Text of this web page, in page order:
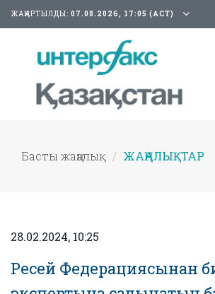
ЖАҢАРТЫЛДЫ: 07.08.2026, 17:05 (АСТ)
Басты жаңалық ЖАҢАЛЫҚТАР
28.02.2024, 10:25
Ресей Федерациясынан